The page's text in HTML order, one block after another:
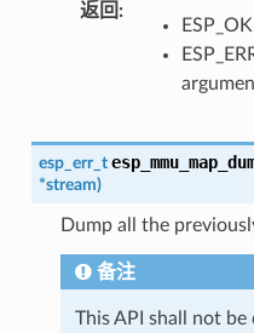
返回:
ESP_OK
esp_err_t
*stream)
Dump all the
备注
This API shall not be